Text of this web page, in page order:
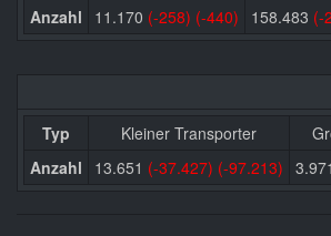
Anzahl
11.170 (-258) (-440) 158.483 (-
Typ Kleiner Transporter
Anzahl
13.651 (-37.427) (-97.213) 3.971